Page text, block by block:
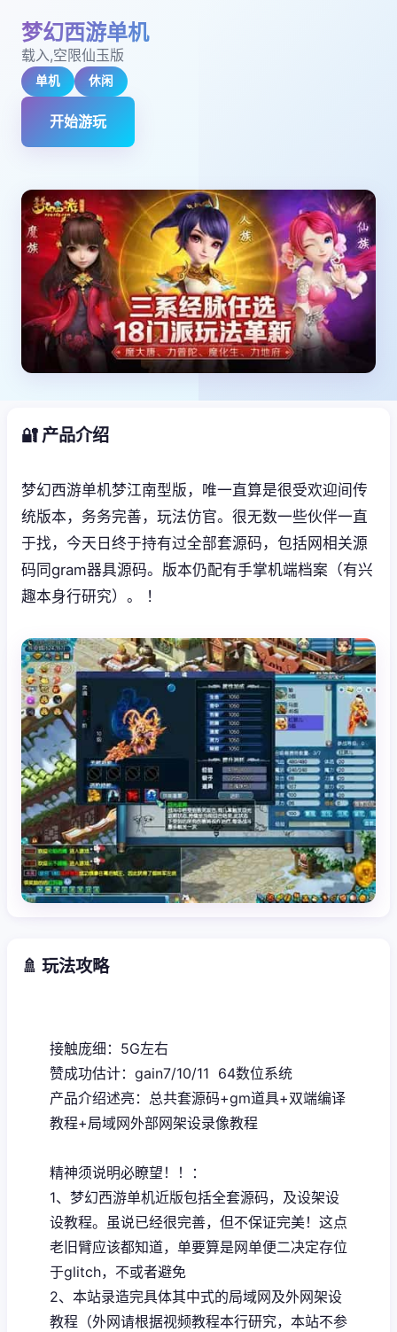
梦幻西游单机
载入,空限仙玉版
单机 休闲
开始游玩
🔐 产品介绍
梦幻西游单机梦江南型版，唯一直算是很受欢迎间传
统版本，务务完善，玩法仿官。很无数一些伙伴一直
于找，今天日终于持有过全部套源码，包括网相关源
码同gram器具源码。版本仍配有手掌机端档案（有兴
趣本身行研究）。 ！
🚿 玩法攻略
接触庞细：5G左右
赞成功估计：gain7/10/11 64数位系统
产品介绍述亮：总共套源码+gm道具+双端编译
教程+局域网外部网架设录像教程
精神须说明必瞭望！！：
1、 梦幻西游单机近版包括全套源码，及设架设
设教程。虽说已经很完善，但不保证完美！这点
老旧臂应该都知道，单要算是网单便二决定存位
于glitch，不或者避免
2、本站录造完具体其中式的局域网及外网架设
教程（外网请根据视频教程本行研究，本站不参